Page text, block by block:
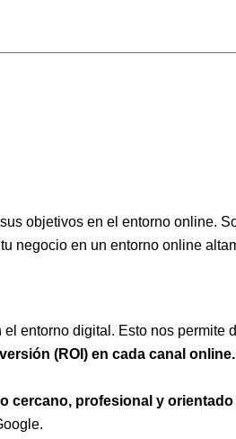
objetivos en el entorno online.
negocio en un entorno online
entorno digital. Esto nos permite
(ROI) en cada canal online.
cercano, profesional y